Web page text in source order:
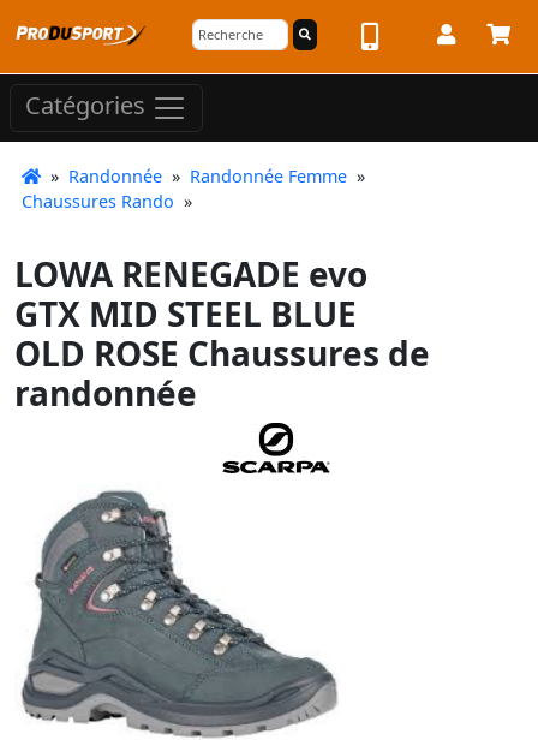
Catégories
» Randonnée » Randonnée Femme »
Chaussures Rando »
LOWA RENEGADE evo
GTX MID STEEL BLUE
OLD ROSE Chaussures de
randonnée